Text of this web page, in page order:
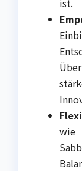
ist.
wie